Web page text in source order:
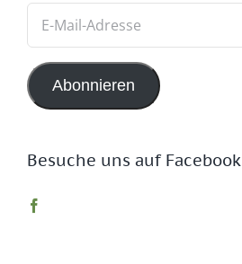
Adresse
Abonnieren
Besuche uns auf Facebook